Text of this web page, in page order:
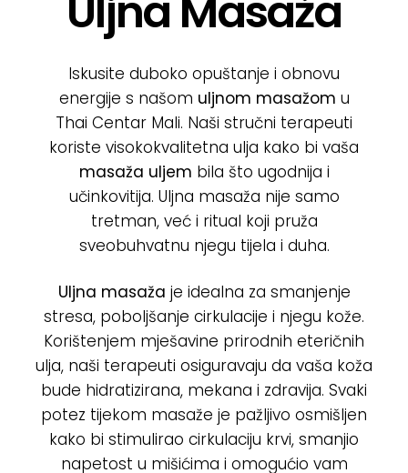
Poklon bon
O nama
Iskusite duboko opuštanje i obnovu
energije s našom uljnom masažom u
Thai Centar Mali. Naši stručni terapeuti
koriste visokokvalitetna ulja kako bi vaša
masaža uljem bila što ugodnija i
učinkovitija. Uljna masaža nije samo
tretman, već i ritual koji pruža
sveobuhvatnu njegu tijela i duha.
Uljna masaža je idealna za smanjenje
stresa, poboljšanje cirkulacije i njegu kože.
Korištenjem mješavine prirodnih eteričnih
ulja, naši terapeuti osiguravaju da vaša koža
bude hidratizirana, mekana i zdravija. Svaki
potez tijekom masaže je pažljivo osmišljen
kako bi stimulirao cirkulaciju krvi, smanjio
napetost u mišićima i omogućio vam